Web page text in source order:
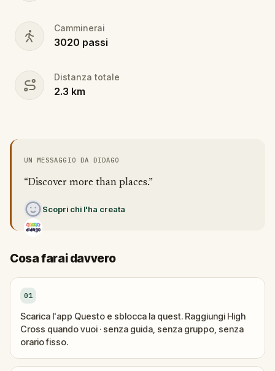
Camminerai
3020 passi
Distanza totale
2.3 km
UN MESSAGGIO DA DIDAGO
“Discover more than places.”
Scopri chi l'ha creata
Cosa farai davvero
01
Scarica l'app Questo e sblocca la quest. Raggiungi High
Cross quando vuoi · senza guida, senza gruppo, senza
orario fisso.